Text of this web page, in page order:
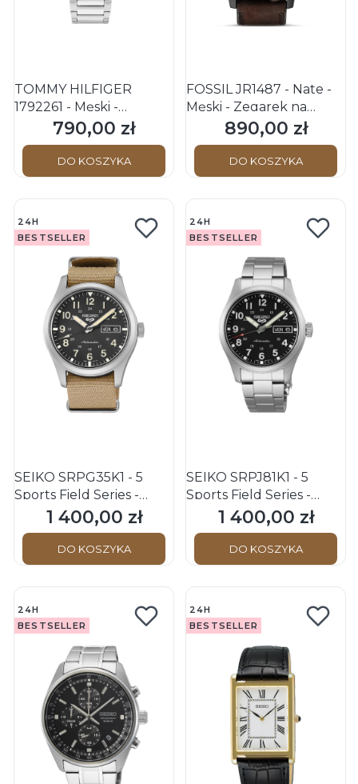
TOMMY HILFIGER
1792261 - Męski -
Zegarek na bransolecie
Cena
790,00 zł
DO KOSZYKA
FOSSIL JR1487 - Nate -
Męski - Zegarek na
Cena
890,00 zł
DO KOSZYKA
24H
BESTSELLER
SEIKO SRPG35K1 - 5
Sports Field Series -
Męski - Zegarek
mechaniczny
Cena
1 400,00 zł
DO KOSZYKA
24H
BESTSELLER
SEIKO SRPJ81K1 - 5
Sports Field Series -
Męski - Zegarek
mechaniczny
Cena
1 400,00 zł
DO KOSZYKA
24H
BESTSELLER
24H
BESTSELLER